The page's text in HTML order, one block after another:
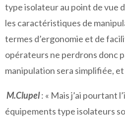
type isolateur au point de vue
les caractéristiques de
termes d’ergonomie et de
opérateurs ne perdrons donc
manipulation sera simplifiée,
M.Clupel: « Mais j’ai pourtant
équipements type isolateurs